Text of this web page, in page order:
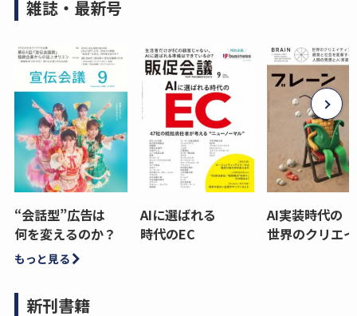
雑誌・最新号
“会話型”広告は
何を変えるのか？
AIに選ばれる
時代のEC
AI実装時代の
世界のクリエ
もっと見る
新刊書籍